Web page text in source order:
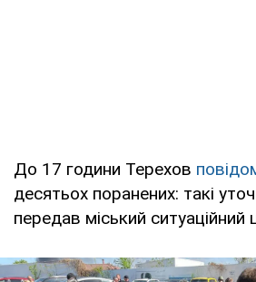
До 17 години Терехов
десятьох поранених: такі
передав міський ситуаційний